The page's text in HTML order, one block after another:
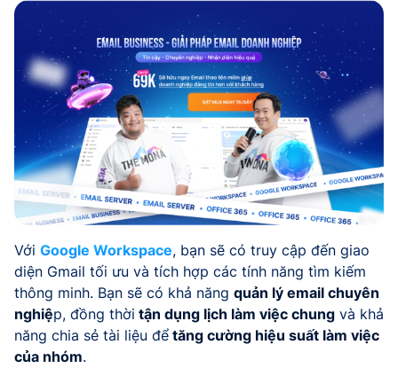
Với Google Workspace, bạn sẽ có truy cập đến giao
diện Gmail tối ưu và tích hợp các tính năng tìm kiếm
thông minh. Bạn sẽ có khả năng quản lý email chuyên
nghiệp, đồng thời tận dụng lịch làm việc chung và khả
năng chia sẻ tài liệu để tăng cường hiệu suất làm việc
của nhóm.